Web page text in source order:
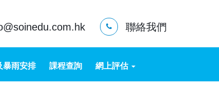
聯絡我們
暴雨安排 課程查詢 網上評估